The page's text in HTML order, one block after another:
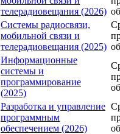
телерадиовещания (2026)
Системы радиосвязи,
мобильной связи и
телерадиовещания (2025)
Информационные
системы и
программирование
(2025)
Разработка и управление
программным
обеспечением (2026)